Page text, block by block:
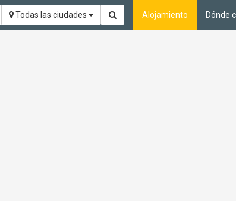
Todas las ciudades Alojamiento Dónde